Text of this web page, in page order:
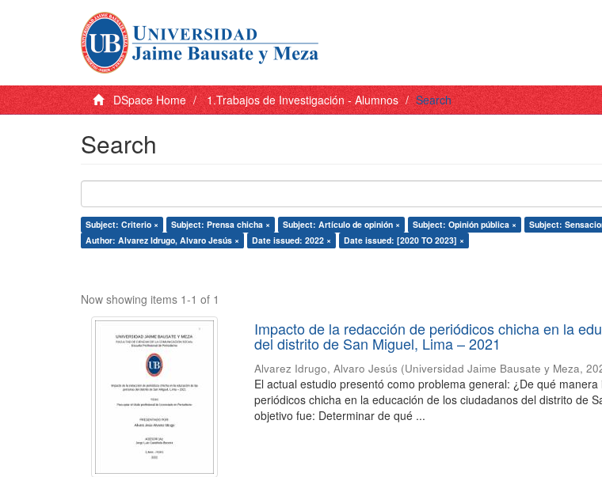
DSpace Home 1.Trabajos de Investigación - Alumnos Search
Search
Subject: Criterio × Subject: Prensa chicha × Subject: Artículo de opinión × Subject: Opinión pública ×
Subject:
Author: Alvarez Idrugo, Alvaro Jesús ×
Date issued: 2022 × Date issued: [2020 TO 2023] ×
Now showing items 1-1 of 1
Impacto de la redacción de periódicos chicha en la
del distrito de San Miguel, Lima – 2021
Alvarez Idrugo, Alvaro Jesús (Universidad Jaime Bausate y Meza,
El actual estudio presentó como problema general: ¿De qué
periódicos chicha en la educación de los ciudadanos del distrito de
objetivo fue: Determinar de qué ...